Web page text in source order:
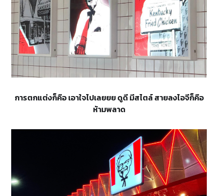
การตกแต่งก็คือ เอาใจไปเลยยย ดูดี มีสไตล์ สายลงไอจีก็คือ
ห้ามพลาด